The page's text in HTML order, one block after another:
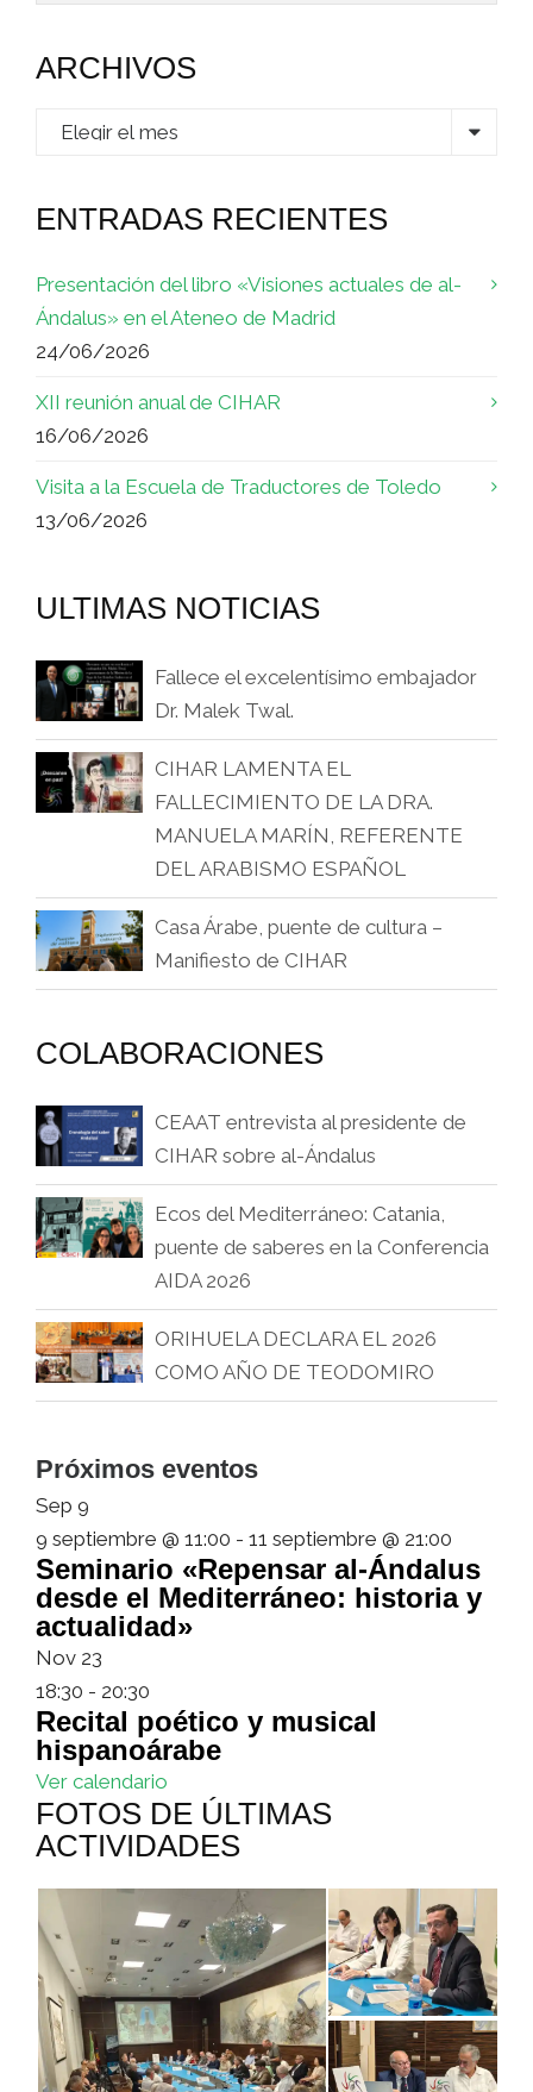
ARCHIVOS
ENTRADAS RECIENTES
Presentación del libro «Visiones actuales de al-
Ándalus» en el Ateneo de Madrid
24/06/2026
XII reunión anual de CIHAR
16/06/2026
Visita a la Escuela de Traductores de Toledo
13/06/2026
ULTIMAS NOTICIAS
Fallece el excelentísimo embajador
Dr. Malek Twal.
CIHAR LAMENTA EL
FALLECIMIENTO DE LA DRA.
MANUELA MARÍN, REFERENTE
DEL ARABISMO ESPAÑOL
Casa Árabe, puente de cultura –
Manifiesto de CIHAR
COLABORACIONES
CEAAT entrevista al presidente de
CIHAR sobre al-Ándalus
Ecos del Mediterráneo: Catania,
puente de saberes en la Conferencia
AIDA 2026
ORIHUELA DECLARA EL 2026
COMO AÑO DE TEODOMIRO
Próximos eventos
Sep 9
9 septiembre @ 11:00 - 11 septiembre @ 21:00
Seminario «Repensar al-Ándalus
desde el Mediterráneo: historia y
actualidad»
Nov 23
18:30 - 20:30
Recital poético y musical
hispanoárabe
Ver calendario
FOTOS DE ÚLTIMAS
ACTIVIDADES